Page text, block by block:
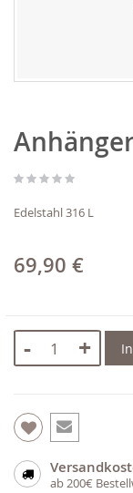
Anfang
der
springen
Edelstahl 316 L
69,90 €
- +
ab 200€